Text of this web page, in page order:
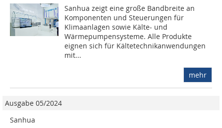
Sanhua zeigt eine große Bandbreite an
Komponenten und Steuerungen für
Klimaanlagen sowie Kälte- und
Wärmepumpensysteme. Alle Produkte
eignen sich für Kältetechnikanwendungen
mit...
mehr
Ausgabe 05/2024
Sanhua